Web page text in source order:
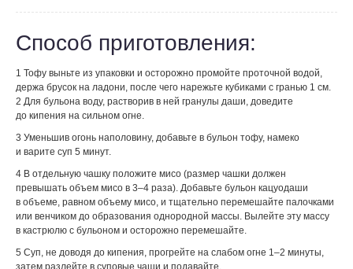
Способ приготовления:
1 Тофу выньте из упаковки и осторожно промойте проточной водой,
держа брусок на ладони, после чего нарежьте кубиками с гранью 1 см.
2 Для бульона воду, растворив в ней гранулы даши, доведите
до кипения на сильном огне.
3 Уменьшив огонь наполовину, добавьте в бульон тофу, намеко
и варите суп 5 минут.
4 В отдельную чашку положите мисо (размер чашки должен
превышать объем мисо в 3–4 раза). Добавьте бульон кацуодаши
в объеме, равном объему мисо, и тщательно перемешайте палочками
или венчиком до образования однородной массы. Вылейте эту массу
в кастрюлю с бульоном и осторожно перемешайте.
5 Суп, не доводя до кипения, прогрейте на слабом огне 1–2 минуты,
затем разлейте в суповые чаши и подавайте.